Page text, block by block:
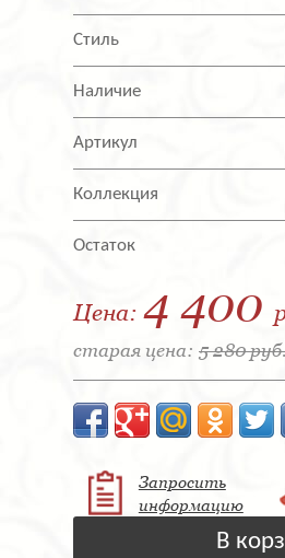
Стиль
Наличие
Артикул
Коллекция
Остаток
Цена: 4 400
старая цена: 5 280
Запросить
информацию
В